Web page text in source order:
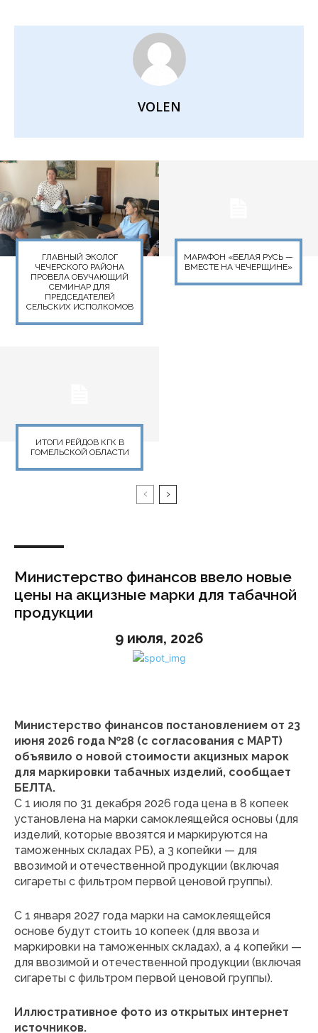
VOLEN
ГЛАВНЫЙ ЭКОЛОГ
ЧЕЧЕРСКОГО РАЙОНА
ПРОВЕЛА ОБУЧАЮЩИЙ
СЕМИНАР ДЛЯ
ПРЕДСЕДАТЕЛЕЙ
СЕЛЬСКИХ ИСПОЛКОМОВ
МАРАФОН «БЕЛАЯ РУСЬ —
ВМЕСТЕ НА ЧЕЧЕРЩИНЕ»
ИТОГИ РЕЙДОВ КГК В
ГОМЕЛЬСКОЙ ОБЛАСТИ